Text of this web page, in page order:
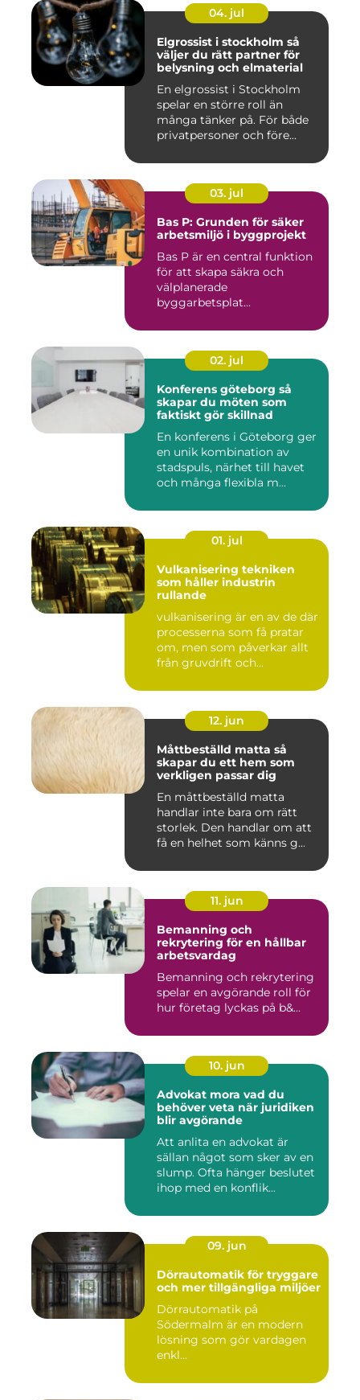
04. jul
Elgrossist i stockholm så
väljer du rätt partner för
belysning och elmaterial
En elgrossist i Stockholm
spelar en större roll än
många tänker på. För både
privatpersoner och före...
03. jul
Bas P: Grunden för säker
arbetsmiljö i byggprojekt
Bas P är en central funktion
för att skapa säkra och
välplanerade
byggarbetsplat...
02. jul
Konferens göteborg så
skapar du möten som
faktiskt gör skillnad
En konferens i Göteborg ger
en unik kombination av
stadspuls, närhet till havet
och många flexibla m...
01. jul
Vulkanisering tekniken
som håller industrin
rullande
vulkanisering är en av de där
processerna som få pratar
om, men som påverkar allt
från gruvdrift och...
12. jun
Måttbeställd matta så
skapar du ett hem som
verkligen passar dig
En måttbeställd matta
handlar inte bara om rätt
storlek. Den handlar om att
få en helhet som känns g...
11. jun
Bemanning och
rekrytering för en hållbar
arbetsvardag
Bemanning och rekrytering
spelar en avgörande roll för
hur företag lyckas på b&...
10. jun
Advokat mora vad du
behöver veta när juridiken
blir avgörande
Att anlita en advokat är
sällan något som sker av en
slump. Ofta hänger beslutet
ihop med en konflik...
09. jun
Dörrautomatik för tryggare
och mer tillgängliga miljöer
Dörrautomatik på
Södermalm är en modern
lösning som gör vardagen
enkl...